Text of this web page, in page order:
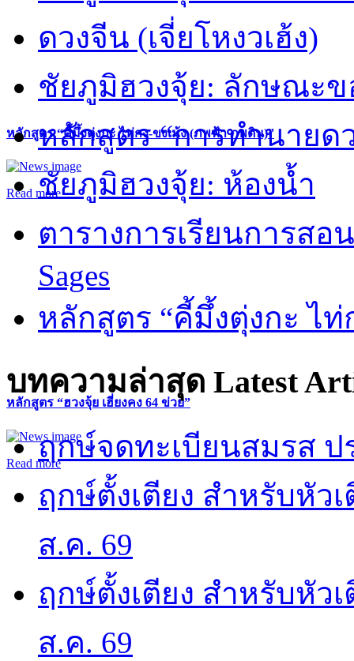
หลักสูตร “คี้มึ้งตุ่งกะ ไท่กง-ขงเม้ง (ภพฟ้า ภพดิน)”
Read more
หลักสูตร “ฮวงจุ้ย เฮี่ยงคง 64 ข่วย”
Read more
ดวงจีน (เจี่ยโหงวเฮ้ง)
ชัยภูมิฮวงจุ้ย: ลักษณะ
หลักสูตร “การทำนายด
ชัยภูมิฮวงจุ้ย: ห้องน้ำ
ตารางการเรียนการส
Sages
หลักสูตร “คี้มึ้งตุ่งกะ ไ
บทความล่าสุด Latest
ฤกษ์จดทะเบียนสมรส ป
ฤกษ์ตั้งเตียง สำหรับหัว
ส.ค. 69
ฤกษ์ตั้งเตียง สำหรับหัว
ส.ค. 69